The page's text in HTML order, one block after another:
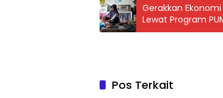
Gerakkan
Lewat Program
Pos Terkait